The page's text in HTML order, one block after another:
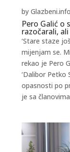
Pero Galić o
razočarali,
by Glazbeni.info
‘Stare staze
mijenjam se.
rekao je Pero
‘Dalibor Petko
opasnosti po
je sa